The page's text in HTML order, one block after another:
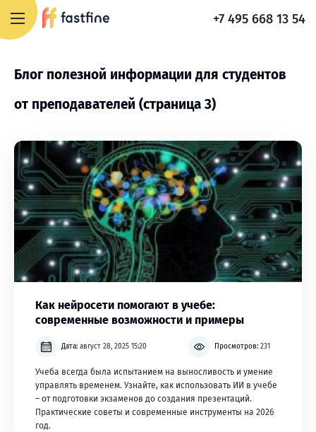
+7 495 668 13 54
Блог полезной информации для студентов
от преподавателей (страница 3)
Как нейросети помогают в учебе:
современные возможности и примеры
Дата: август 28, 2025 15:20 Просмотров: 231
Учеба всегда была испытанием на выносливость и умение
управлять временем. Узнайте, как использовать ИИ в учебе
– от подготовки экзаменов до создания презентаций.
Практические советы и современные инструменты на 2026
год.